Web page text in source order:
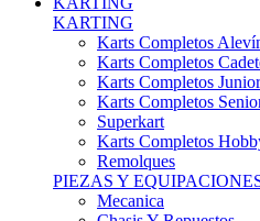
Karts Completos Alevín
Karts Completos Cadete
Karts Completos Junior
Karts Completos
Superkart
Karts Completos
Remolques
PIEZAS Y
Mecanica
Chasis Y Repuestos
Frenos